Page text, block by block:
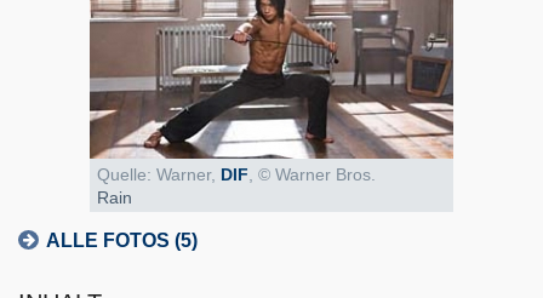
Quelle: Warner, DIF , © Warner Bros.
Rain
ALLE FOTOS (5)